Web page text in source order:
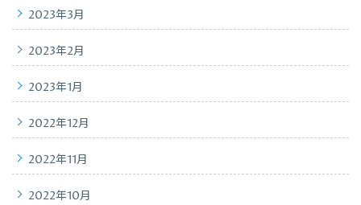
2023年3月
2023年2月
2023年1月
2022年12月
2022年11月
2022年10月